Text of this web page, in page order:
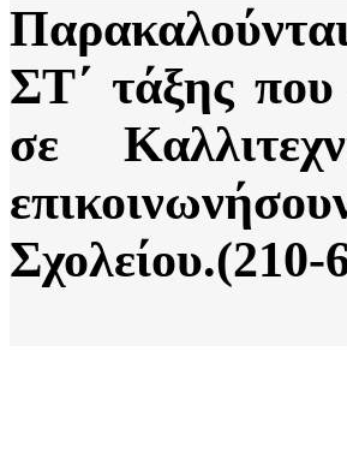
ΣΤ΄ τάξης που
σε
Σχολείου.(210-